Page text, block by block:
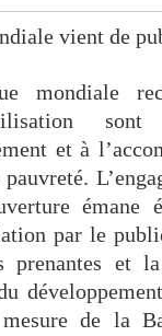
vient de
mondiale
et à
émane
par le
prenantes et
de la